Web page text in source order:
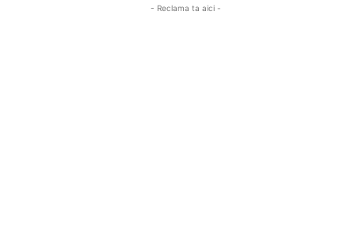
- Reclama ta aici -